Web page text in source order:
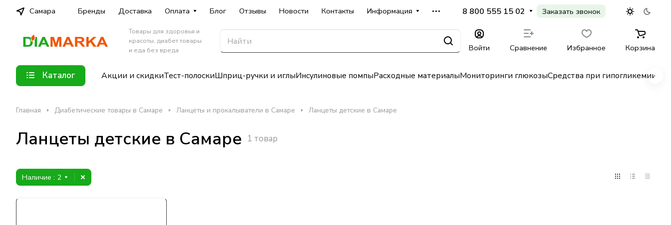
Самара Бренды Доставка Оплата Блог Отзывы Новости Контакты Информация 8 800 555 15 02 Заказать звонок
Товары для здоровья и
красоты, диабет товары
и еда без вреда
Войти Сравнение Избранное Корзина
Каталог Акции и скидкиТест-полоскиШприц-ручки и иглыИнсулиновые помпыРасходные материалыМониторинги глюкозыСредства при гипогликемии
Главная Диабетические товары в Самаре Ланцеты и прокалыватели в Самаре Ланцеты детские в Самаре
Ланцеты детские в Самаре 1 товар
Наличие : 2